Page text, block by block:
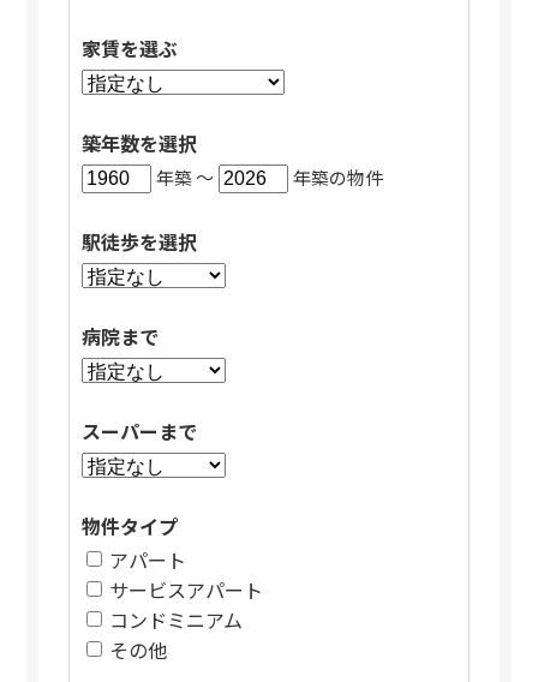
家賃を選ぶ
築年数を選択
年築 〜 年築の物件
駅徒歩を選択
病院まで
スーパーまで
物件タイプ
アパート
サービスアパート
コンドミニアム
その他